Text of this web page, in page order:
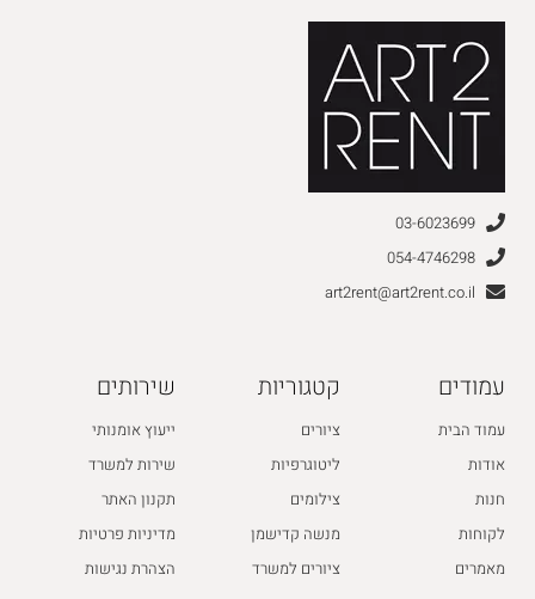
03-6023699
054-4746298
art2rent@art2rent.co.il
עמודים
עמוד הבית
אודות
חנות
לקוחות
מאמרים
קטגוריות
ציורים
ליטוגרפיות
צילומים
מנשה קדישמן
ציורים למשרד
שירותים
ייעוץ אומנותי
שירות למשרד
תקנון האתר
מדיניות פרטיות
הצהרת נגישות